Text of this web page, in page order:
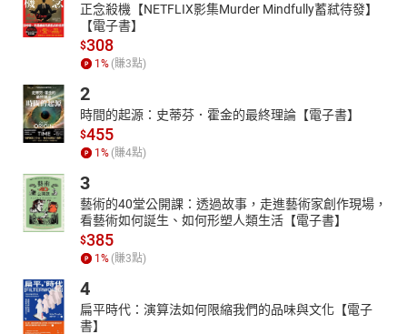
正念殺機【NETFLIX影集Murder Mindfully蓄弒待發】
【電子書】
$308
1% (賺3點)
2
時間的起源：史蒂芬．霍金的最終理論【電子書】
$455
1% (賺4點)
3
藝術的40堂公開課：透過故事，走進藝術家創作現場，
看藝術如何誕生、如何形塑人類生活【電子書】
$385
1% (賺3點)
4
扁平時代：演算法如何限縮我們的品味與文化【電子
書】